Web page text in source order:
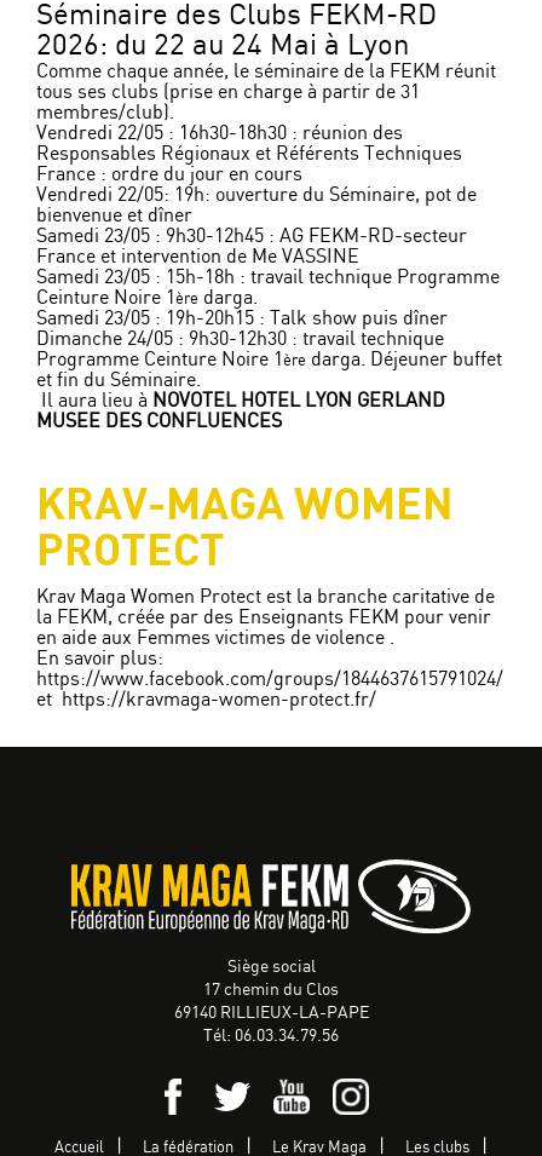
Séminaire des Clubs FEKM-RD
2026: du 22 au 24 Mai à Lyon
Comme chaque année, le séminaire de la FEKM réunit
tous ses clubs (prise en charge à partir de 31
membres/club).
Vendredi 22/05 : 16h30-18h30 : réunion des
Responsables Régionaux et Référents Techniques
France : ordre du jour en cours
Vendredi 22/05: 19h: ouverture du Séminaire, pot de
bienvenue et dîner
Samedi 23/05 : 9h30-12h45 : AG FEKM-RD-secteur
France et intervention de Me VASSINE
Samedi 23/05 : 15h-18h : travail technique Programme
Ceinture Noire 1 ère darga.
Samedi 23/05 : 19h-20h15 : Talk show puis dîner
Dimanche 24/05 : 9h30-12h30 : travail technique
Programme Ceinture Noire 1 ère darga. Déjeuner buffet
et fin du Séminaire.
Il aura lieu à NOVOTEL HOTEL LYON GERLAND
MUSEE DES CONFLUENCES
KRAV-MAGA WOMEN
PROTECT
Krav Maga Women Protect est la branche caritative de
la FEKM, créée par des Enseignants FEKM pour venir
en aide aux Femmes victimes de violence .
En savoir plus:
https://www.facebook.com/groups/1844637615791024/
et https://kravmaga-women-protect.fr/
Siège social
17 chemin du Clos
69140 RILLIEUX-LA-PAPE
Tél: 06.03.34.79.56
Accueil La fédération Le Krav Maga Les clubs